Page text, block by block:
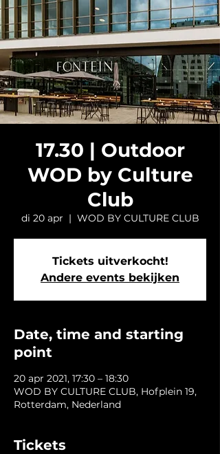
17.30 | Outdoor
WOD by Culture
Club
di 20 apr
  |
WOD BY CULTURE CLUB
Tickets uitverkocht!
Andere events bekijken
Date, time and starting
point
20 apr 2021, 17:30 – 18:30
WOD BY CULTURE CLUB, Hofplein 19,
Rotterdam, Nederland
Tickets